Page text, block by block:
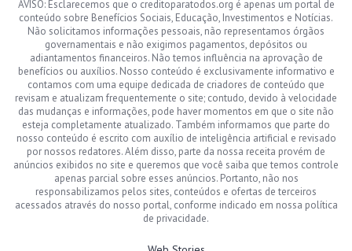
AVISO: Esclarecemos que o creditoparatodos.org é apenas um portal de
conteúdo sobre Benefícios Sociais, Educação, Investimentos e Notícias.
Não solicitamos informações pessoais, não representamos órgãos
governamentais e não exigimos pagamentos, depósitos ou
adiantamentos financeiros. Não temos influência na aprovação de
benefícios ou auxílios. Nosso conteúdo é exclusivamente informativo e
contamos com uma equipe dedicada de criadores de conteúdo que
revisam e atualizam frequentemente o site; contudo, devido à velocidade
das mudanças e informações, pode haver momentos em que o site não
esteja completamente atualizado. Também informamos que parte do
nosso conteúdo é escrito com auxílio de inteligência artificial e revisado
por nossos redatores. Além disso, parte da nossa receita provém de
anúncios exibidos no site e queremos que você saiba que temos controle
apenas parcial sobre esses anúncios. Portanto, não nos
responsabilizamos pelos sites, conteúdos e ofertas de terceiros
acessados através do nosso portal, conforme indicado em nossa política
de privacidade.